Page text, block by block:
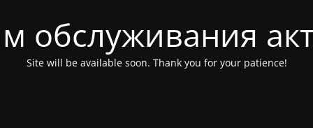
обслуживания
Site will be available soon. Thank you for your patience!